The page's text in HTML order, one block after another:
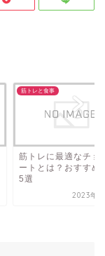
筋トレと食事
筋トレに最適！雑穀
効果とおすすめレシ
2023年3